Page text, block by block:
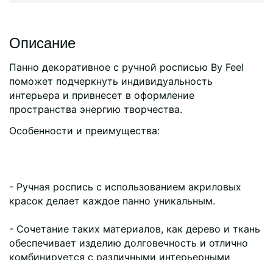
Описание
Панно декоративное с ручной росписью By Feel
поможет подчеркнуть индивидуальность
интерьера и привнесет в оформление
пространства энергию творчества.
Особенности и преимущества:
- Ручная роспись с использованием акриловых
красок делает каждое панно уникальным.
- Сочетание таких материалов, как дерево и ткань
обеспечивает изделию долговечность и отлично
комбинируется с различными интерьерными